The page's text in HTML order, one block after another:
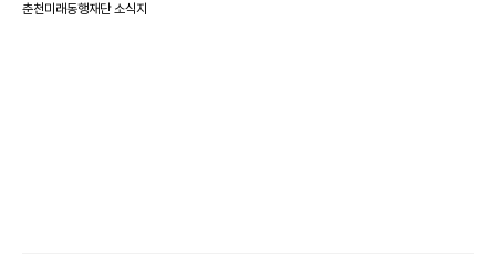
춘천미래동행재단 소식지